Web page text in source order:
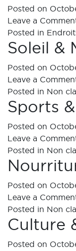
Posted on
Leave a
Posted in
Soleil &
Posted on
Leave a
Posted in Non
Sports
Posted on
Leave a
Posted in Non
Posted on
Leave a
Posted in Non
Culture
Posted on